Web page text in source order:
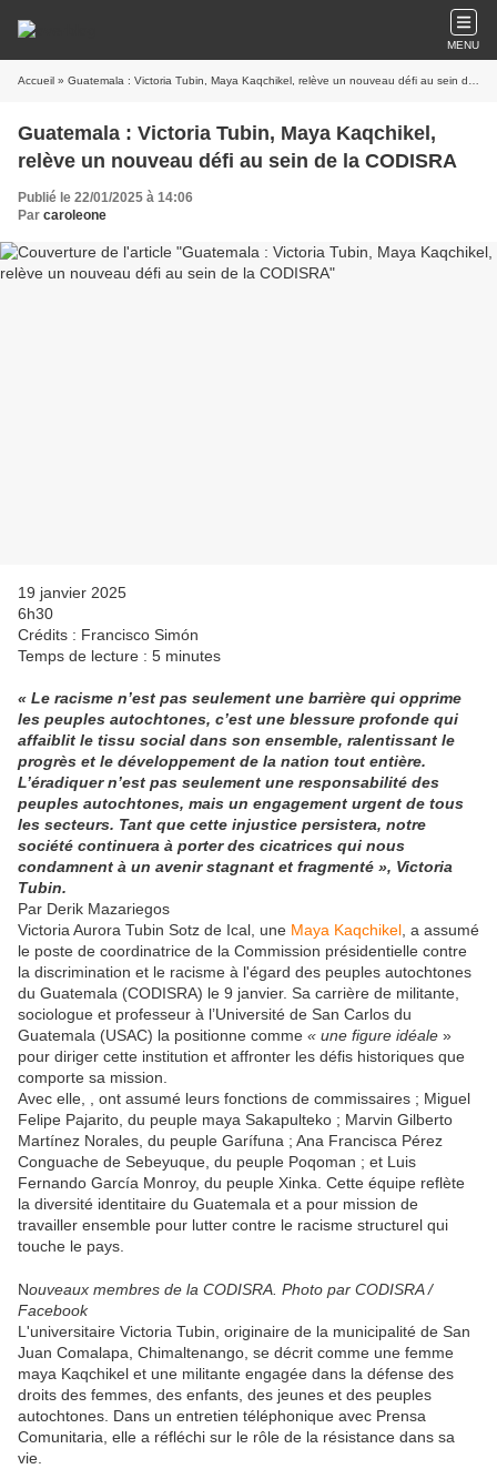
MENU
Accueil » Guatemala : Victoria Tubin, Maya Kaqchikel, relève un nouveau défi au sein de la CODISRA
Guatemala : Victoria Tubin, Maya Kaqchikel,
relève un nouveau défi au sein de la CODISRA
Publié le 22/01/2025 à 14:06
Par caroleone
19 janvier 2025
6h30
Crédits : Francisco Simón
Temps de lecture : 5 minutes
« Le racisme n’est pas seulement une barrière qui opprime
les peuples autochtones, c’est une blessure profonde qui
affaiblit le tissu social dans son ensemble, ralentissant le
progrès et le développement de la nation tout entière.
L’éradiquer n’est pas seulement une responsabilité des
peuples autochtones, mais un engagement urgent de tous
les secteurs. Tant que cette injustice persistera, notre
société continuera à porter des cicatrices qui nous
condamnent à un avenir stagnant et fragmenté », Victoria
Tubin.
Par Derik Mazariegos
Victoria Aurora Tubin Sotz de Ical, une Maya Kaqchikel , a assumé
le poste de coordinatrice de la Commission présidentielle contre
la discrimination et le racisme à l'égard des peuples autochtones
du Guatemala (CODISRA) le 9 janvier. Sa carrière de militante,
sociologue et professeur à l’Université de San Carlos du
Guatemala (USAC) la positionne comme « une figure idéale »
pour diriger cette institution et affronter les défis historiques que
comporte sa mission.
Avec elle, , ont assumé leurs fonctions de commissaires ; Miguel
Felipe Pajarito, du peuple maya Sakapulteko ; Marvin Gilberto
Martínez Norales, du peuple Garífuna ; Ana Francisca Pérez
Conguache de Sebeyuque, du peuple Poqoman ; et Luis
Fernando García Monroy, du peuple Xinka. Cette équipe reflète
la diversité identitaire du Guatemala et a pour mission de
travailler ensemble pour lutter contre le racisme structurel qui
touche le pays.
Nouveaux membres de la CODISRA. Photo par CODISRA /
Facebook
L'universitaire Victoria Tubin, originaire de la municipalité de San
Juan Comalapa, Chimaltenango, se décrit comme une femme
maya Kaqchikel et une militante engagée dans la défense des
droits des femmes, des enfants, des jeunes et des peuples
autochtones. Dans un entretien téléphonique avec Prensa
Comunitaria, elle a réfléchi sur le rôle de la résistance dans sa
vie.